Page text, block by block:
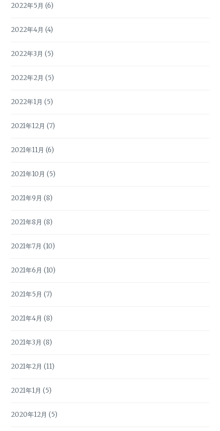
2022年5月 (6)
2022年4月 (4)
2022年3月 (5)
2022年2月 (5)
2022年1月 (5)
2021年12月 (7)
2021年11月 (6)
2021年10月 (5)
2021年9月 (8)
2021年8月 (8)
2021年7月 (10)
2021年6月 (10)
2021年5月 (7)
2021年4月 (8)
2021年3月 (8)
2021年2月 (11)
2021年1月 (5)
2020年12月 (5)